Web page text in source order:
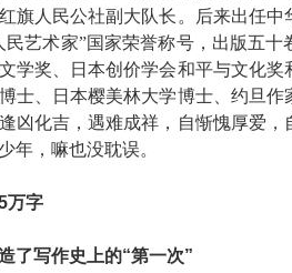
旗人民公社副大队长。后来出任中
民艺术家”国家荣誉称号，出版五
学奖、日本创价学会和平与文化
士、日本樱美林大学博士、约旦作
凶化吉，遇难成祥，自惭愧厚爱
年，嘛也没耽误。
万字
写作史上的“第一次”